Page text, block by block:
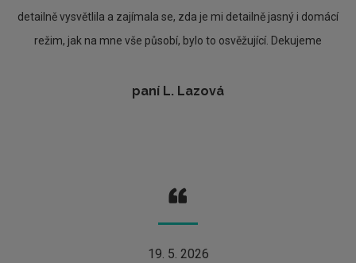
detailně vysvětlila a zajímala se, zda je mi detailně jasný i domácí
režim, jak na mne vše působí, bylo to osvěžující. Dekujeme
paní L. Lazová
19. 5. 2026